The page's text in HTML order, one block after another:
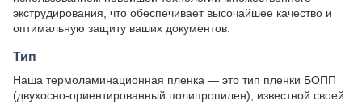
экструдирования, что обеспечивает высочайшее качество и
оптимальную защиту ваших документов.
Тип
Наша термоламинационная пленка — это тип пленки БОПП
(двухосно-ориентированный полипропилен), известной своей